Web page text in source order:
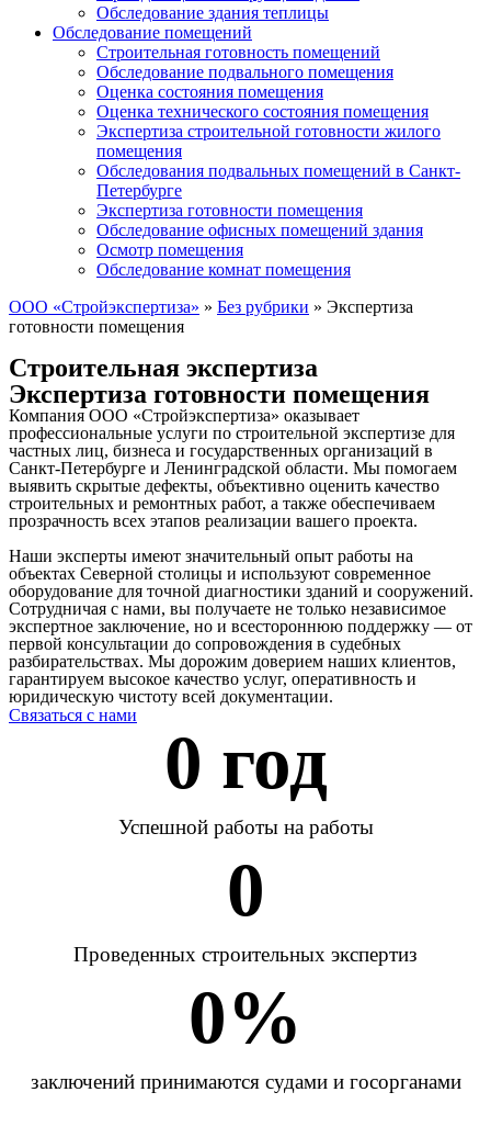
Обследование здания теплицы
Обследование помещений
Строительная готовность помещений
Обследование подвального помещения
Оценка состояния помещения
Оценка технического состояния помещения
Экспертиза строительной готовности жилого
помещения
Обследования подвальных помещений в Санкт-
Петербурге
Экспертиза готовности помещения
Обследование офисных помещений здания
Осмотр помещения
Обследование комнат помещения
ООО «Стройэкспертиза» » Без рубрики » Экспертиза
готовности помещения
Строительная экспертиза
Экспертиза готовности помещения
Компания ООО «Стройэкспертиза» оказывает
профессиональные услуги по строительной экспертизе для
частных лиц, бизнеса и государственных организаций в
Санкт-Петербурге и Ленинградской области. Мы помогаем
выявить скрытые дефекты, объективно оценить качество
строительных и ремонтных работ, а также обеспечиваем
прозрачность всех этапов реализации вашего проекта.
Наши эксперты имеют значительный опыт работы на
объектах Северной столицы и используют современное
оборудование для точной диагностики зданий и сооружений.
Сотрудничая с нами, вы получаете не только независимое
экспертное заключение, но и всестороннюю поддержку — от
первой консультации до сопровождения в судебных
разбирательствах. Мы дорожим доверием наших клиентов,
гарантируем высокое качество услуг, оперативность и
юридическую чистоту всей документации.
Связаться с нами
0 год
Успешной работы на работы
0
Проведенных строительных экспертиз
0%
заключений принимаются судами и госорганами